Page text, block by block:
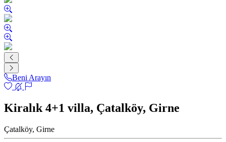
Beni Arayın
Kiralık 4+1 villa, Çatalköy, Girne
Çatalköy, Girne